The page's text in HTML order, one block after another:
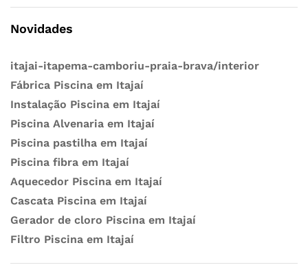
Novidades
itajai-itapema-camboriu-praia-brava/interior
Fábrica Piscina em Itajaí
Instalação Piscina em Itajaí
Piscina Alvenaria em Itajaí
Piscina pastilha em Itajaí
Piscina fibra em Itajaí
Aquecedor Piscina em Itajaí
Cascata Piscina em Itajaí
Gerador de cloro Piscina em Itajaí
Filtro Piscina em Itajaí